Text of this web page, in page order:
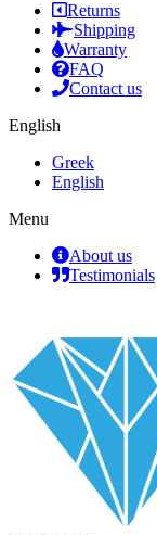
Returns
Shipping
Warranty
FAQ
Contact us
English
Greek
English
Menu
About us
Testimonials